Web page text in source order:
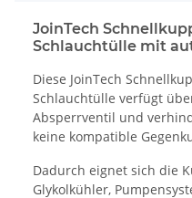
JoinTech
Schlauchtülle mit
Diese JoinTech
Schlauchtülle verfügt
Absperrventil und
keine kompatible
Dadurch eignet sich die
Glykolkühler,